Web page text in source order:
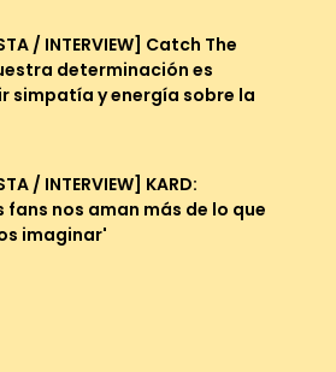
/ INTERVIEW] Catch The
determinación es
simpatía y energía sobre la
/ INTERVIEW] KARD:
fans nos aman más de lo que
imaginar'